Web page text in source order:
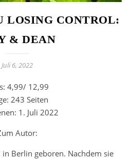
LOSING CONTROL:
& DEAN
Juli 6, 2022
4,99/ 12,99
243 Seiten
1. Juli 2022
Autor:
Berlin geboren. Nachdem sie